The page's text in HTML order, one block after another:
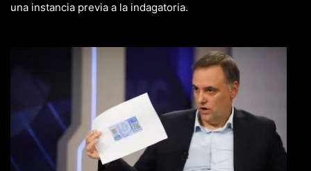
una instancia previa a la indagatoria.